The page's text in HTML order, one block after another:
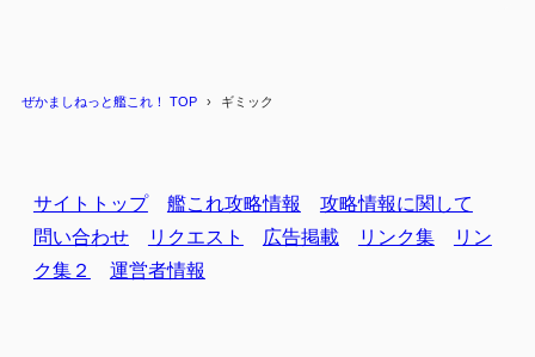
ぜかましねっと艦これ！ TOP ギミック
サイトトップ 艦これ攻略情報
攻略情報に関して
問い合わせ
リクエスト 広告掲載 リンク集
リン
ク集２
運営者情報